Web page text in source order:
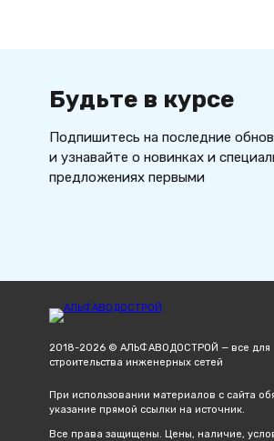
Будьте в курсе
Подпишитесь на последние
и узнавайте о новинках и
предложениях первыми
2018-2026 © АЛЬФАВОДОСТРОЙ — все для
строительства инженерных сетей
При использовании материалов с сайта
указание прямой ссылки на источник.
Все права защищены. Цены, наличие,